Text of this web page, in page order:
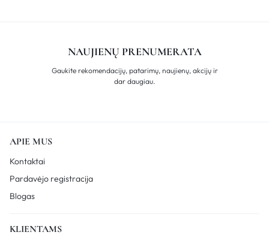
NAUJIENŲ PRENUMERATA
Gaukite rekomendacijų, patarimų, naujienų, akcijų ir
dar daugiau.
APIE MUS
Kontaktai
Pardavėjo registracija
Blogas
KLIENTAMS